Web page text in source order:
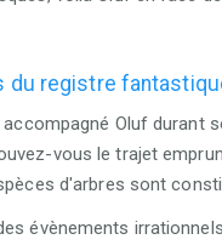
du registre
Oluf durant
vous le trajet
d'arbres sont
évènements